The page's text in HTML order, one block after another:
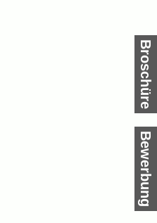
Bewerbung
Broschüre